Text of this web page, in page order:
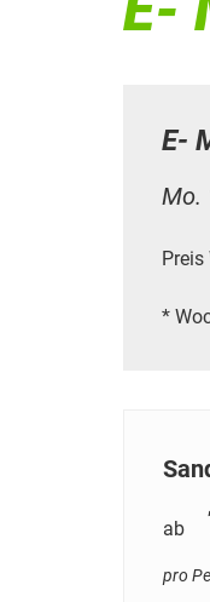
E-
Mo.
Preis
*
ab
pro